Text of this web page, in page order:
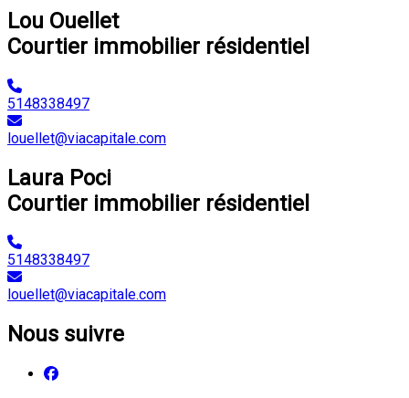
Lou Ouellet
Courtier immobilier résidentiel
5148338497
louellet@viacapitale.com
Laura Poci
Courtier immobilier résidentiel
5148338497
louellet@viacapitale.com
Nous suivre